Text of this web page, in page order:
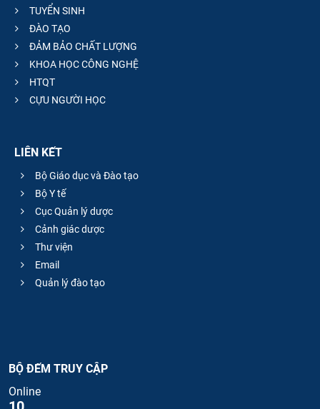
TUYỂN SINH
ĐÀO TẠO
ĐẢM BẢO CHẤT LƯỢNG
KHOA HỌC CÔNG NGHỆ
HTQT
CỰU NGƯỜI HỌC
LIÊN KẾT
Bộ Giáo dục và Đào tạo
Bộ Y tế
Cục Quản lý dược
Cảnh giác dược
Thư viện
Email
Quản lý đào tạo
BỘ ĐẾM TRUY CẬP
Online